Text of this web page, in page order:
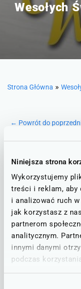
Niniejsza strona
Wykorzystujemy
treści i reklam, aby
i analizować ruch
jak korzystasz z
partnerom
analitycznym.
innymi danymi
podczas
Wesołych
Strona Główna »
← Powrót do
Data dodania: 24